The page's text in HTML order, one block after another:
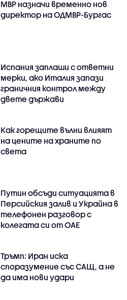
МВР назначи временно нов
директор на ОДМВР-Бургас
Испания заплаши с ответни
мерки, ако Италия запази
граничния контрол между
двете държави
Как горещите вълни влияят
на цените на храните по
света
Путин обсъди ситуацията в
Персийския залив и Украйна в
телефонен разговор с
колегата си от ОАЕ
Тръмп: Иран иска
споразумение със САЩ, а не
да има нови удари